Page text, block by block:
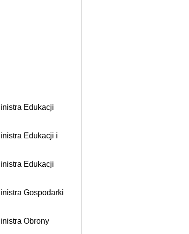
Edukacji
Edukacji i
Edukacji
Gospodarki
Obrony